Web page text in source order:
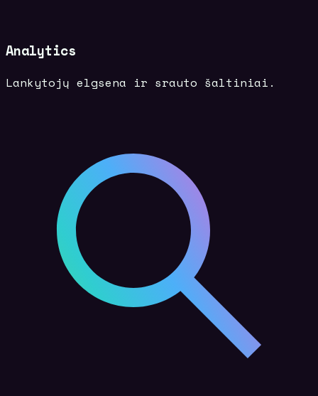
Analytics
Lankytojų elgsena ir srauto šaltiniai.